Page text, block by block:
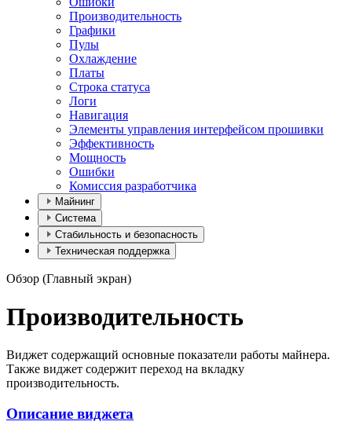
Производительность
Графики
Пулы
Охлаждение
Платы
Строка статуса
Логи
Навигация
Элементы управления интерфейсом прошивки
Эффективность
Мощность
Ошибки
Комиссия разработчика
Майнинг
Система
Стабильность и безопасность
Техническая поддержка
Обзор (Главный экран)
Производительность
Виджет содержащий основные показатели работы майнера.
Также виджет содержит переход на вкладку
производительность.
Описание виджета